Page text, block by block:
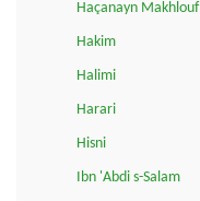
Haçanayn Makhlouf
Hakim
Halimi
Harari
Hisni
Ibn 'Abdi s-Salam